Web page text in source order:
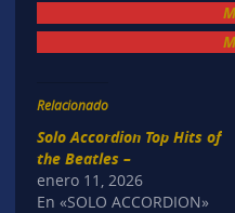
Relacionado
Solo Accordion Top Hits of
the Beatles –
enero 11, 2026
En «SOLO ACCORDION»